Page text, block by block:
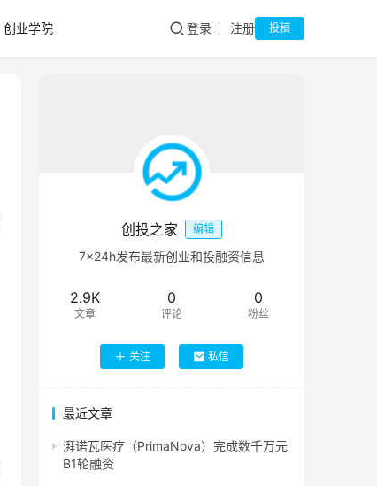
创业学院 登录 注册 投稿
创投之家 编辑
7×24h发布最新创业和投融资信息
2.9K
文章
0
评论
0
粉丝
关注 私信
最近文章
湃诺瓦医疗（PrimaNova）完成数千万元
B1轮融资